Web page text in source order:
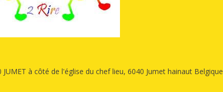
JUMET à côté de l'église du chef lieu, 6040 Jumet hainaut Belgique